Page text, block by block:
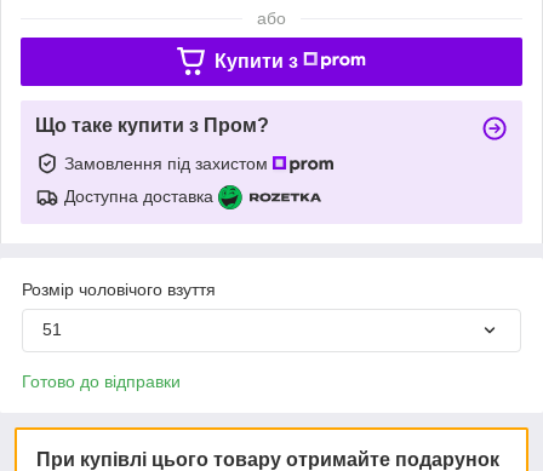
або
Купити з
Що таке купити з Пром?
Замовлення під захистом
Доступна доставка
Розмір чоловічого взуття
51
Готово до відправки
При купівлі цього товару отримайте подарунок